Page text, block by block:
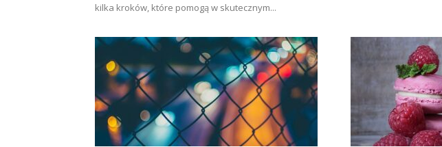
kilka kroków, które pomogą w skutecznym...